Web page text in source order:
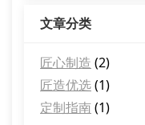
文章分类
匠心制造 (2)
匠造优选(1)
定制指南(1)